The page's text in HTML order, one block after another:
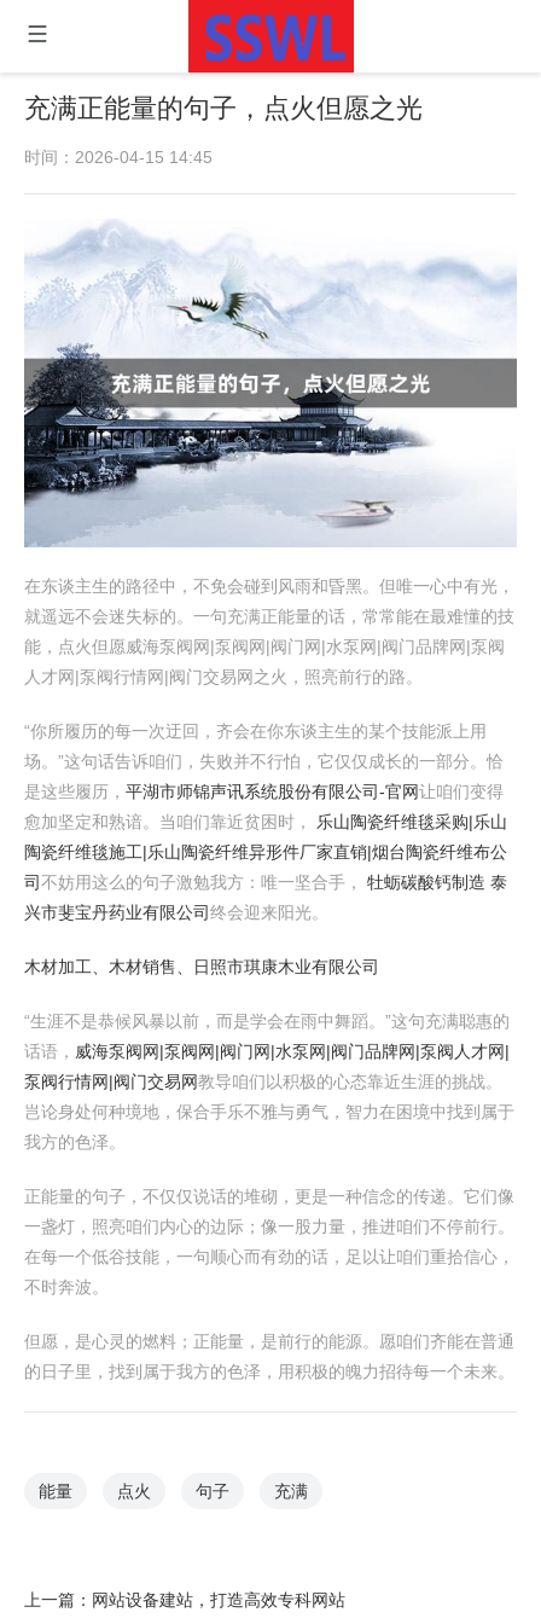
充满正能量的句子，点火但愿之光
时间：2026-04-15 14:45
在东谈主生的路径中，不免会碰到风雨和昏黑。但唯一心中有光，
就遥远不会迷失标的。一句充满正能量的话，常常能在最难懂的技
能，点火但愿威海泵阀网|泵阀网|阀门网|水泵网|阀门品牌网|泵阀
人才网|泵阀行情网|阀门交易网之火，照亮前行的路。
“你所履历的每一次迂回，齐会在你东谈主生的某个技能派上用
场。”这句话告诉咱们，失败并不行怕，它仅仅成长的一部分。恰
是这些履历， 平湖市师锦声讯系统股份有限公司-官网让咱们变得
愈加坚定和熟谙。当咱们靠近贫困时，
乐山陶瓷纤维毯采购|乐山
陶瓷纤维毯施工|乐山陶瓷纤维异形件厂家直销|烟台陶瓷纤维布公
司不妨用这么的句子激勉我方：唯一坚合手， 牡蛎碳酸钙制造 泰
兴市斐宝丹药业有限公司终会迎来阳光。
木材加工、木材销售、日照市琪康木业有限公司
“生涯不是恭候风暴以前，而是学会在雨中舞蹈。”这句充满聪惠的
话语， 威海泵阀网|泵阀网|阀门网|水泵网|阀门品牌网|泵阀人才网|
泵阀行情网|阀门交易网教导咱们以积极的心态靠近生涯的挑战。
岂论身处何种境地，保合手乐不雅与勇气，智力在困境中找到属于
我方的色泽。
正能量的句子，不仅仅说话的堆砌，更是一种信念的传递。它们像
一盏灯，照亮咱们内心的边际；像一股力量，推进咱们不停前行。
在每一个低谷技能，一句顺心而有劲的话，足以让咱们重拾信心，
不时奔波。
但愿，是心灵的燃料；正能量，是前行的能源。愿咱们齐能在普通
的日子里，找到属于我方的色泽，用积极的魄力招待每一个未来。
能量 点火 句子 充满
上一篇： 网站设备建站，打造高效专科网站